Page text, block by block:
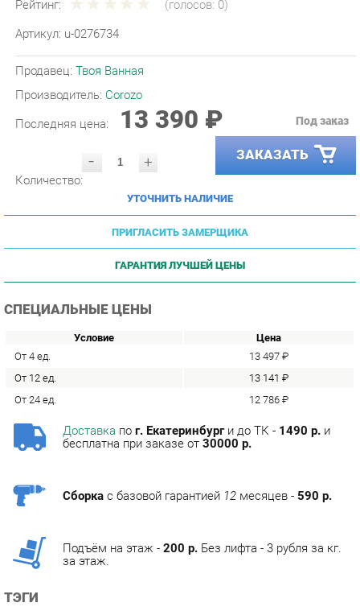
Артикул: u-0276734
Продавец:
Производитель: Corozo
Последняя цена: 13 390 ₽
- + ЗАКАЗАТЬ
УТОЧНИТЬ НАЛИЧИЕ
ПРИГЛАСИТЬ ЗАМЕРЩИКА
ГАРАНТИЯ ЛУЧШЕЙ ЦЕНЫ
СПЕЦИАЛЬНЫЕ ЦЕНЫ
От 4 ед.
13 141 ₽
От 24 ед.
12 786 ₽
Сборкас базовой гарантией12месяцев -
Подъём на этаж -200 р.Без лифта - 3 рубля за кг.
ТЭГИ